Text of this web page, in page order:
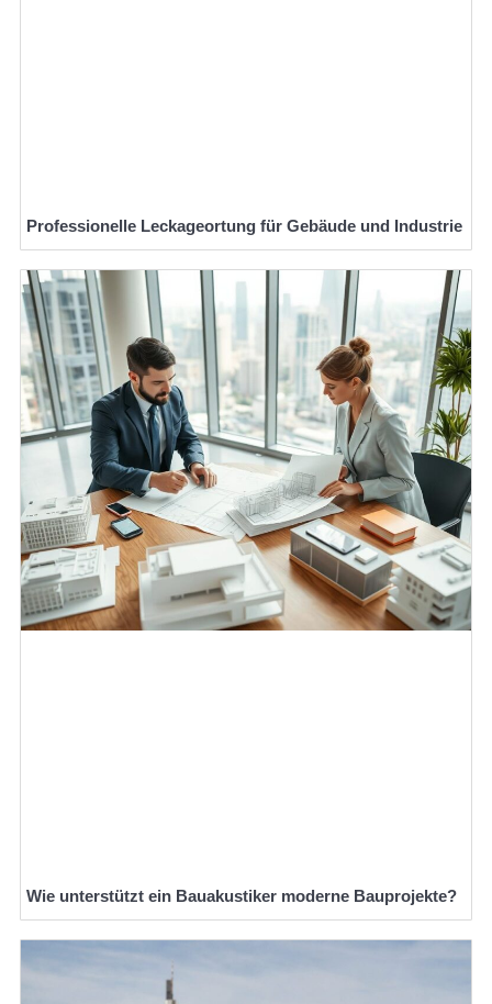
Professionelle Leckageortung für Gebäude und Industrie
Wie unterstützt ein Bauakustiker moderne Bauprojekte?